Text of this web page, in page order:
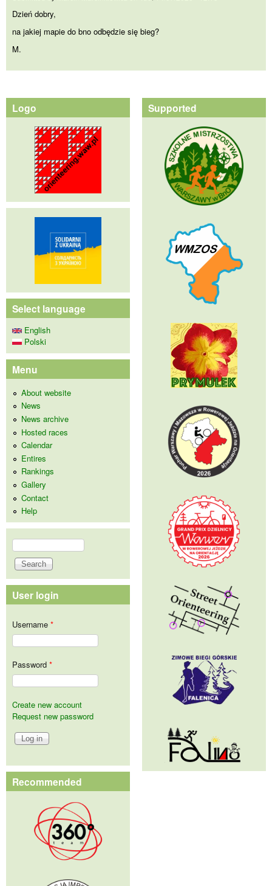
Dzień dobry,
na jakiej mapie do bno odbędzie się bieg?
M.
Logo
Select language
English
Polski
Menu
About website
News
News archive
Hosted races
Calendar
Entires
Rankings
Gallery
Contact
Help
Search form
Search
User login
Username *
Password *
Create new account
Request new password
Recommended
Supported